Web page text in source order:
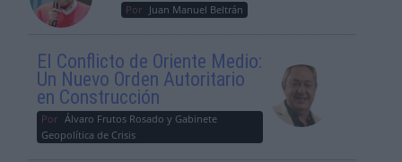
Por Juan Manuel Beltrán
El Conflicto de Oriente Medio:
Un Nuevo Orden Autoritario
en Construcción
Por Álvaro Frutos Rosado y Gabinete
Geopolítica de Crisis